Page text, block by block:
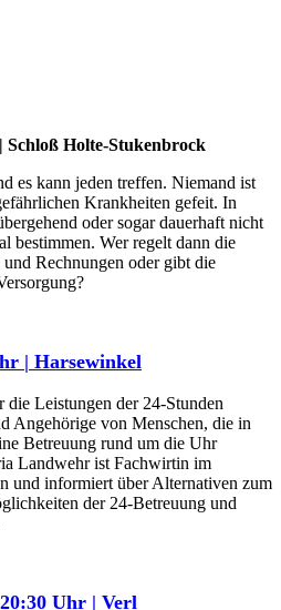
Schloß Holte-Stukenbrock
es kann jeden treffen. Niemand ist
Krankheiten gefeit. In
oder sogar dauerhaft nicht
bestimmen. Wer regelt dann die
Rechnungen oder gibt die
| Harsewinkel
Leistungen der 24-Stunden
Angehörige von Menschen, die in
Betreuung rund um die Uhr
Landwehr ist Fachwirtin im
und informiert über Alternativen zum
der 24-Betreuung und
Uhr | Verl